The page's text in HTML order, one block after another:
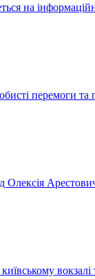
на
перемоги
Олексія